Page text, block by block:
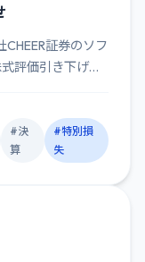
証券のソフ
評価引き下げ
#決
算
#特別損
失